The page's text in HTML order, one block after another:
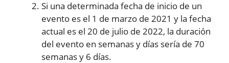
Si una determinada fecha de inicio de un
evento es el 1 de marzo de 2021 y la fecha
actual es el 20 de julio de 2022, la duración
del evento en semanas y días sería de 70
semanas y 6 días.